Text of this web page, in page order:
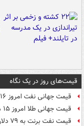
قیمت‌های روز در یک نگاه
قیمت جهانی نفت امروز ۱۶ مرداد
قیمت جهانی طلا امروز ۱۵ مرداد
قیمت نفت برنت به ۷۹ دلار رسید